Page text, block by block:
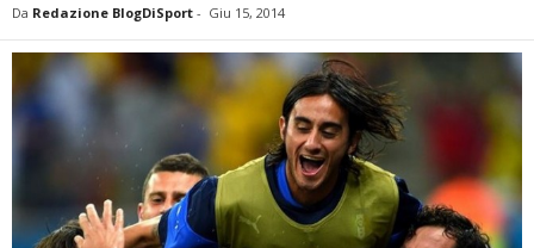
Da Redazione BlogDiSport - Giu 15, 2014